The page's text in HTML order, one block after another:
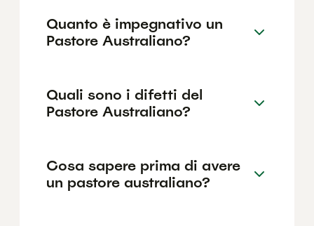
Quanto è impegnativo un
Pastore Australiano?
Quali sono i difetti del
Pastore Australiano?
Cosa sapere prima di avere
un pastore australiano?